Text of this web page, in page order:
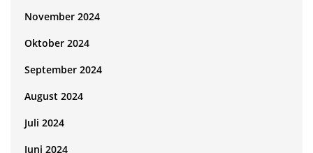
November 2024
Oktober 2024
September 2024
August 2024
Juli 2024
Juni 2024